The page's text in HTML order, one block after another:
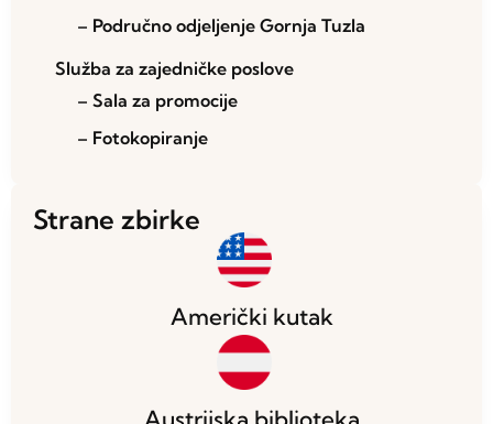
– Područno odjeljenje Gornja Tuzla
Služba za zajedničke poslove
– Sala za promocije
– Fotokopiranje
Strane zbirke
Američki kutak
Austrijska biblioteka